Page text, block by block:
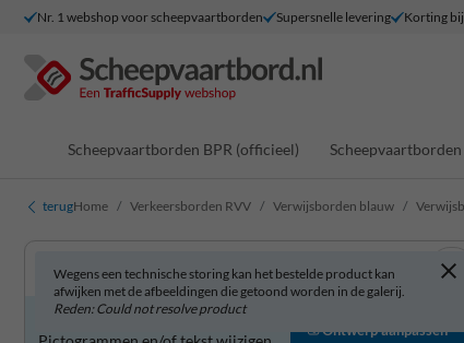
Nr. 1 webshop voor scheepvaartborden Supersnelle levering Korting
Scheepvaartborden BPR (officieel)
terugHome Verkeersborden RVV Verwijsborden blauw
Wegens een technische storing kan het bestelde product kan
afwijken met de afbeeldingen die getoond worden in de galerij.
Reden: Could not resolve product
Verwijsbord zelf aanpassen? Ontwerp aanpassen